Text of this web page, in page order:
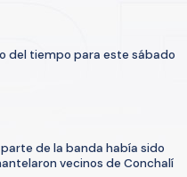
del tiempo para este sábado
de la banda había sido
vecinos de Conchalí